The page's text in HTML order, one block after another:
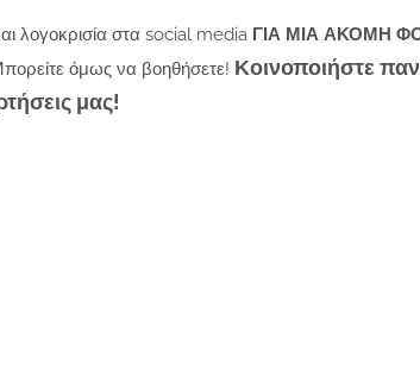
λογοκρισία στα social media ΓΙΑ ΜΙΑ ΑΚΟΜΗ
όμως να βοηθήσετε! Κοινοποιήστε
μας!